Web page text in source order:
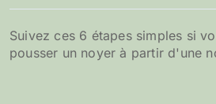
Suivez ces 6 étapes simples si
pousser un noyer à partir d'une